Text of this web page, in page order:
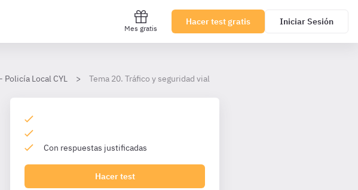
Mes gratis
Hacer test gratis Iniciar Sesión
Policía Local CYL Tema 20. Tráfico y seguridad vial
Con respuestas justificadas
Hacer test